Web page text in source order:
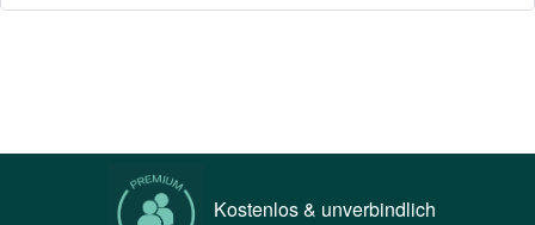
Kostenlos & unverbindlich